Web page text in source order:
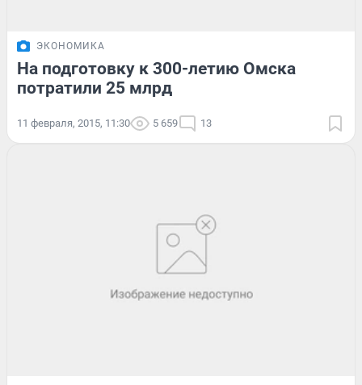
ЭКОНОМИКА
На подготовку к 300-летию Омска
потратили 25 млрд
11 февраля, 2015, 11:30 5 659 13